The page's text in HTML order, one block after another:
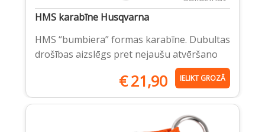
HMS karabīne Husqvarna
HMS “bumbiera” formas karabīne. Dubultas
drošības aizslēgs pret nejaušu atvēršano
€21,90 IELIKT GROZĀ